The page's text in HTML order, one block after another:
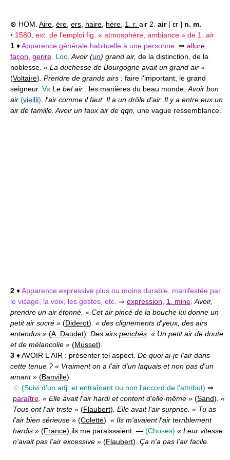
⊗ HOM. Aire ère ers haire hère 1. r. air 2. air[ ɛr ] n. m.
• 1580; ext. de l'emploi fig. « atmosphère, ambiance » de 1. air
1 ♦Apparence générale habituelle à une personne. ⇒ allure
façon genre Loc. Avoir (un) grand air, de la distinction, de la
noblesse. « La duchesse de Bourgogne avait un grand air »
(Voltaire) . Prendre de grands airs : faire l'important, le grand
seigneur. Vx Le bel air : les manières du beau monde. Avoir bon
air (vieilli), l'air comme il faut. Il a un drôle d'air. Il y a entre eux un
air de famille. Avoir un faux air de qqn, une vague ressemblance.
2 ♦Apparence expressive plus ou moins durable, manifestée par
le visage, la voix, les gestes, etc. ⇒ expression 1. mine Avoir,
prendre un air étonné. « Cet air pincé de la bouche lui donne un
petit air sucré » (Diderot) . « des clignements d'yeux, des airs
entendus » (A. Daudet) . Des airs penchés . « Un petit air de doute
et de mélancolie » (Musset)
3 ♦ AVOIR L'AIR : présenter tel aspect. De quoi ai-je l'air dans
cette tenue ? « Vraiment on a l'air d'un laquais et non pas d'un
amant » (Banville)
♢ (Suivi d'un adj. et entraînant ou non l'accord de l'attribut) ⇒
paraître « Elle avait l'air hardi et content d'elle-même » (Sand) . «
Tous ont l'air triste » (Flaubert) . Elle avait l'air surprise. « Tu as
l'air bien sérieuse » (Colette) . « Ils m'avaient l'air terriblement
hardis » (France), ils me paraissaient. — (Choses) « Leur vitesse
n'avait pas l'air excessive » (Flaubert) . Ça n'a pas l'air facile.